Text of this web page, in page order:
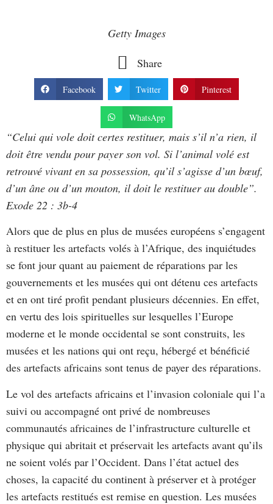
Getty Images
Share
Facebook Twitter Pinterest
WhatsApp
“Celui qui vole doit certes restituer, mais s’il n’a rien, il
doit être vendu pour payer son vol. Si l’animal volé est
retrouvé vivant en sa possession, qu’il s’agisse d’un bœuf,
d’un âne ou d’un mouton, il doit le restituer au double”.
Exode 22 : 3b-4
Alors que de plus en plus de musées européens s’engagent
à restituer les artefacts volés à l’Afrique, des inquiétudes
se font jour quant au paiement de réparations par les
gouvernements et les musées qui ont détenu ces artefacts
et en ont tiré profit pendant plusieurs décennies. En effet,
en vertu des lois spirituelles sur lesquelles l’Europe
moderne et le monde occidental se sont construits, les
musées et les nations qui ont reçu, hébergé et bénéficié
des artefacts africains sont tenus de payer des réparations.
Le vol des artefacts africains et l’invasion coloniale qui l’a
suivi ou accompagné ont privé de nombreuses
communautés africaines de l’infrastructure culturelle et
physique qui abritait et préservait les artefacts avant qu’ils
ne soient volés par l’Occident. Dans l’état actuel des
choses, la capacité du continent à préserver et à protéger
les artefacts restitués est remise en question. Les musées